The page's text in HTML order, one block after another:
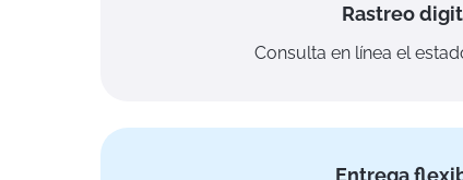
Rastreo
Consulta en línea el
Entrega